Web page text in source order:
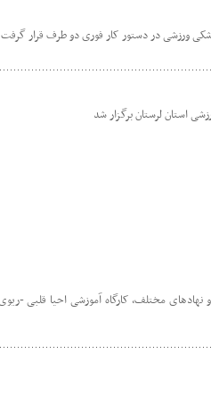
ورزشی در دستور کار فوری دو طرف قرار گرفت
استان لرستان برگزار شد
مختلف، کارگاه آموزشی احیا قلبی -